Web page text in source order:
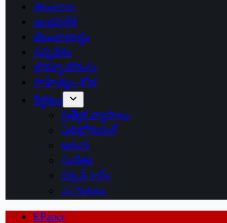
తెలంగాణ
ఆంధ్రప్రదేశ్
తెలంగాణార్థం
సన్నివేశం
బొమ్మా బొరుసు
సాహిత్యం-శోభ
శీర్షికలు
ప్రత్యేక వ్యాసాలు
ఎడిటోరియల్
అరుగు
సంకేతం
దక్కన్.కామ్
24 గంటలు
EPaper